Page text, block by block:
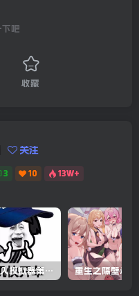
吧
收藏
关注
3 10 13W+
螺丝式插入模拟器第5代/NejicomiSimulator.Vol.5.v1.0.2